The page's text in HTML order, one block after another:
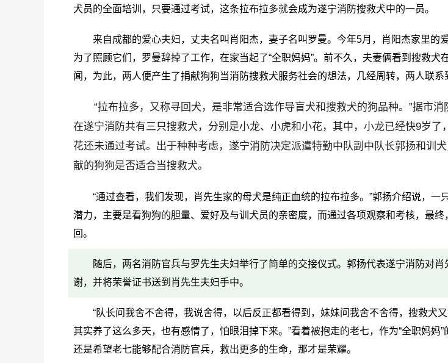
犬员的全面培训，只要通过考试，这条拉布拉多就会成为遂宁消防搜救犬中的一员。
来自成都的爱心夫妇，丈夫名叫肖阳杰，妻子名叫罗曼。今年5月，肖阳杰家里的爱
为了照顾它们，罗曼辞掉了工作，在家当起了“全职妈妈”。前不久，夫妻俩看到搜救犬
闻，为此，两人便产生了捐献狗狗当消防搜救犬服务社会的想法，几经周转，两人联系
“拉布拉多，又称寻回犬，是非常适合选作导盲犬和搜救犬的狗品种。”据市
在遂宁消防共有三只搜救犬，分别是小龙、小虎和小花，其中，小龙已经快9岁了
花还未通过考试。出于种种考虑，遂宁消防决定派遣特勤中队副中队长郭扬和训
献的狗狗是否适合当搜救犬。
“通过查看，我们发现，肖先生家的母犬是纯正血统的拉布拉多。”郭扬介绍说，一
潜力，主要是看狗狗的胆量、爱好及与训犬员的亲密度，而通过各项观察和考核，最终
回。
随后，两名消防官兵与罗先生夫妇举行了简单的交接仪式。郭扬代表遂宁消防对
谢，并将荣誉证书送到肖先生夫妇手中。
“队长问我舍不舍得，我说舍得，以后反正都看得到，妹妹问我舍不舍得，搜救犬
其实养了这么多天，也有感情了，怕眼泪掉下来。”看着被抱走的老七，作为“全职妈妈
还是希望老七能够配合消防官兵，救出更多的生命，那才是荣耀。